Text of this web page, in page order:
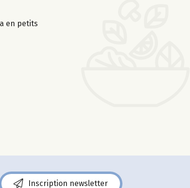
en petits
Inscription newsletter